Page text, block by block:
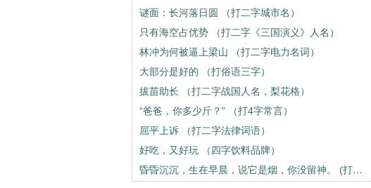
谜面：长河落日圆 （打二字城市名）
只有海空占优势 （打二字《三国演义》人名）
林冲为何被逼上梁山 （打二字电力名词）
大部分是好的 （打俗语三字）
拔苗助长 （打二字战国人名，梨花格）
“爸爸，你多少斤？” （打4字常言）
屈平上诉 （打二字法律词语）
好吃，又好玩 （四字饮料品牌）